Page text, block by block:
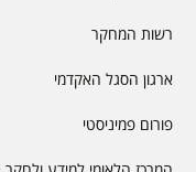
רשות המחקר
ארגון הסגל האקדמי
פורום פמיניסטי